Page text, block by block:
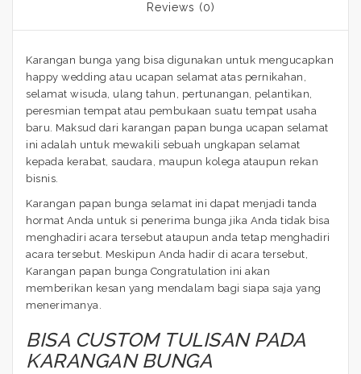
Reviews (0)
Karangan bunga yang bisa digunakan untuk mengucapkan
happy wedding atau ucapan selamat atas pernikahan,
selamat wisuda, ulang tahun, pertunangan, pelantikan,
peresmian tempat atau pembukaan suatu tempat usaha
baru. Maksud dari karangan papan bunga ucapan selamat
ini adalah untuk mewakili sebuah ungkapan selamat
kepada kerabat, saudara, maupun kolega ataupun rekan
bisnis.
Karangan papan bunga selamat ini dapat menjadi tanda
hormat Anda untuk si penerima bunga jika Anda tidak bisa
menghadiri acara tersebut ataupun anda tetap menghadiri
acara tersebut. Meskipun Anda hadir di acara tersebut,
Karangan papan bunga Congratulation ini akan
memberikan kesan yang mendalam bagi siapa saja yang
menerimanya.
BISA CUSTOM TULISAN PADA
KARANGAN BUNGA